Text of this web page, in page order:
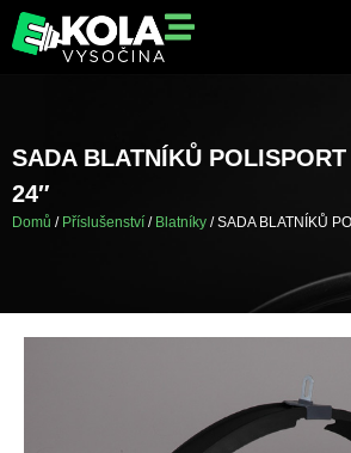
SADA BLATNÍKŮ
24″
Domů / Příslušenství / Blatníky / SADA BLATNÍKŮ